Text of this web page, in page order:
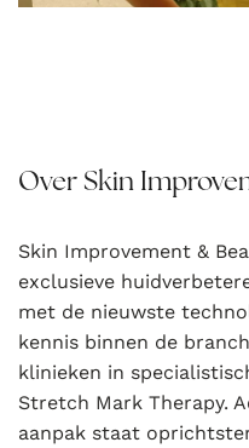
Over Skin
Skin Improvement &
exclusieve
met de nieuwste
kennis binnen de
klinieken in
Stretch Mark Therapy.
aanpak staat